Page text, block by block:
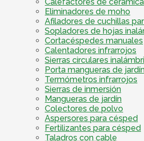
Eliminadores de moho
Afiladores de cuchillas
Sopladores de hojas
Cortacéspedes manuales
Calentadores infrarrojos
Sierras circulares
Porta mangueras de
Termómetros infrarrojos
Sierras de inmersión
Mangueras de jardín
Colectores de polvo
Aspersores para césped
Fertilizantes para césped
Taladros con cable